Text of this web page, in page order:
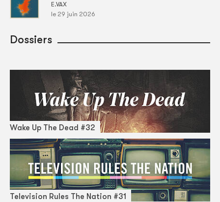
E.VAX
le 29 juin 2026
Dossiers
Wake Up The Dead #32
Television Rules The Nation #31